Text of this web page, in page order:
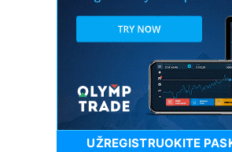
UŽREGISTRUOKITE